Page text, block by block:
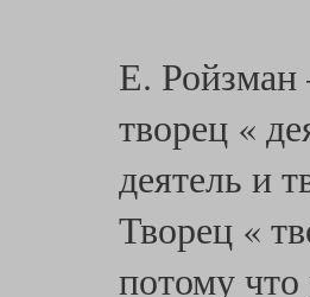
Е. Ройзман
творец «
деятель и
Творец «
потому